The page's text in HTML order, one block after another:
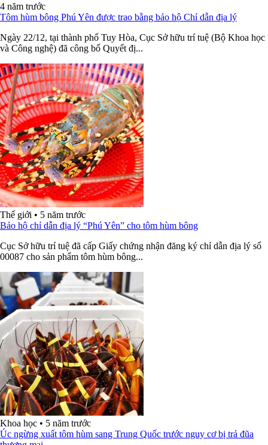
4 năm trước
Tôm hùm bông Phú Yên được trao bằng bảo hộ Chỉ dẫn địa lý
Ngày 22/12, tại thành phố Tuy Hòa, Cục Sở hữu trí tuệ (Bộ Khoa học
và Công nghệ) đã công bố Quyết đị...
Thế giới • 5 năm trước
Bảo hộ chỉ dẫn địa lý “Phú Yên” cho tôm hùm bông
Cục Sở hữu trí tuệ đã cấp Giấy chứng nhận đăng ký chỉ dẫn địa lý số
00087 cho sản phẩm tôm hùm bông...
Khoa học • 5 năm trước
Úc ngừng xuất tôm hùm sang Trung Quốc trước nguy cơ bị trả đũa